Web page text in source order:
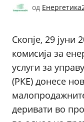
од
Скопје, 29 јуни
комисија за
услуги за
(РКЕ) донесе
деривати во